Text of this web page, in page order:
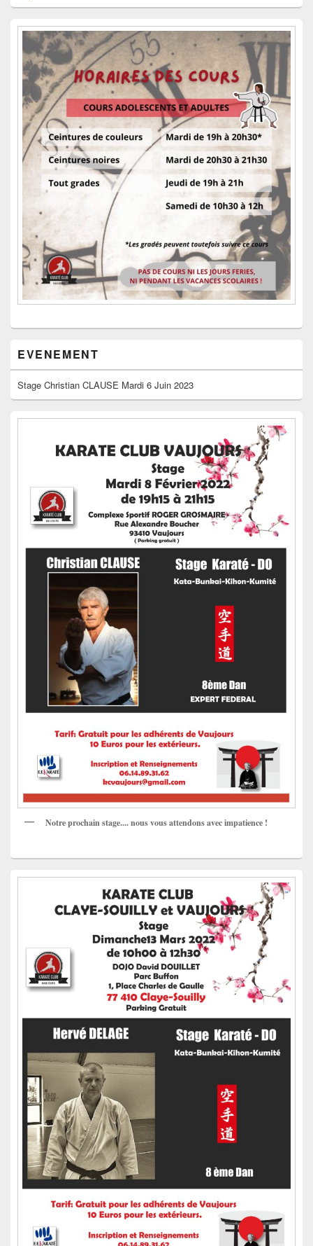
EVENEMENT
Stage Christian CLAUSE Mardi 6 Juin 2023
Notre prochain stage.... nous vous attendons avec impatience !